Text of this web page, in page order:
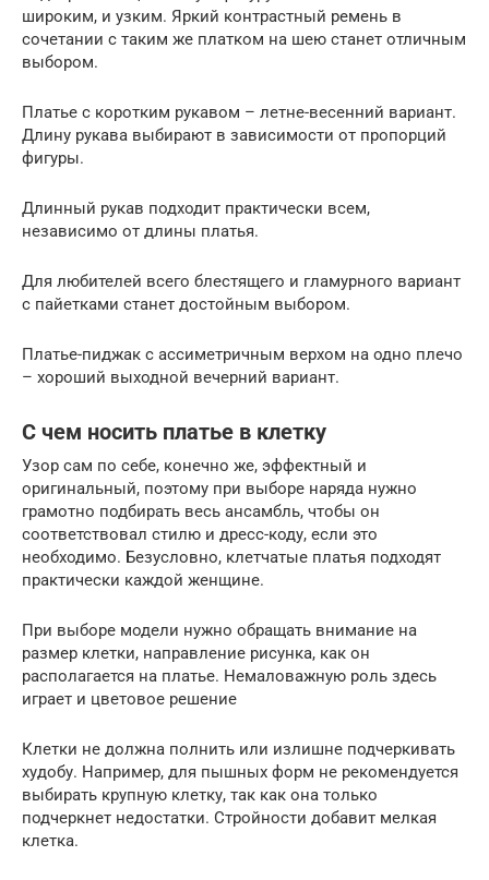
широким, и узким. Яркий контрастный ремень в
сочетании с таким же платком на шею станет отличным
выбором.
Платье с коротким рукавом – летне-весенний вариант.
Длину рукава выбирают в зависимости от пропорций
фигуры.
Длинный рукав подходит практически всем,
независимо от длины платья.
Для любителей всего блестящего и гламурного вариант
с пайетками станет достойным выбором.
Платье-пиджак с ассиметричным верхом на одно плечо
– хороший выходной вечерний вариант.
С чем носить платье в клетку
Узор сам по себе, конечно же, эффектный и
оригинальный, поэтому при выборе наряда нужно
грамотно подбирать весь ансамбль, чтобы он
соответствовал стилю и дресс-коду, если это
необходимо. Безусловно, клетчатые платья подходят
практически каждой женщине.
При выборе модели нужно обращать внимание на
размер клетки, направление рисунка, как он
располагается на платье. Немаловажную роль здесь
играет и цветовое решение
Клетки не должна полнить или излишне подчеркивать
худобу. Например, для пышных форм не рекомендуется
выбирать крупную клетку, так как она только
подчеркнет недостатки. Стройности добавит мелкая
клетка.